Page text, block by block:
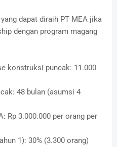
dapat diraih PT MEA jika
dengan program magang
konstruksi puncak: 11.000
48 bulan (asumsi 4
Rp 3.000.000 per orang per
1): 30% (3.300 orang)